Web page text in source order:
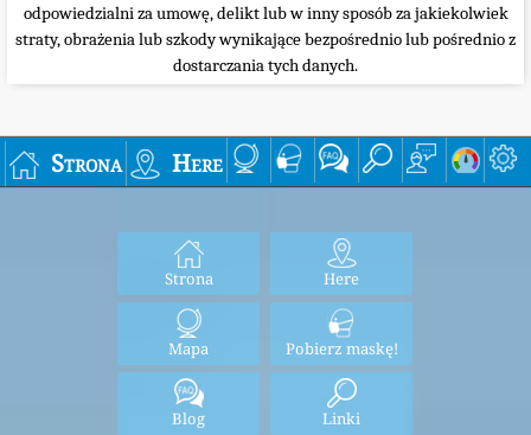
odpowiedzialni za umowę, delikt lub w inny sposób za jakiekolwiek
straty, obrażenia lub szkody wynikające bezpośrednio lub pośrednio z
dostarczania tych danych.
Strona Here
Strona Here
Mapa Pobierz maskę!
Blog Linki